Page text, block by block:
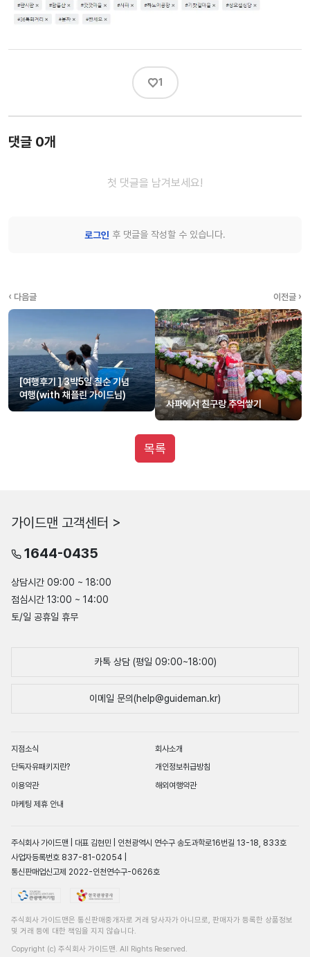
♡1
댓글 0개
첫 댓글을 남겨보세요!
로그인 후 댓글을 작성할 수 있습니다.
‹ 다음글
[여행후기 ] 3박5일 칠순 기념
여행(with 채플린 가이드님)
이전글 ›
사파에서 친구랑 추억쌓기
목록
가이드맨 고객센터 >
1644-0435
상담시간 09:00 ~ 18:00
점심시간 13:00 ~ 14:00
토/일 공휴일 휴무
카톡 상담 (평일 09:00~18:00)
이메일 문의(help@guideman.kr)
지점소식
회사소개
단독자유패키지란?
개인정보취급방침
이용약관
해외여행약관
마케팅 제휴 안내
주식회사 가이드맨 | 대표 김현민 | 인천광역시 연수구 송도과학로16번길 13-18, 833호
사업자등록번호 837-81-02054 |
통신판매업신고제 2022-인천연수구-0626호
주식회사 가이드맨은 통신판매중개자로 거래 당사자가 아니므로, 판매자가 등록한 상품정보
및 거래 등에 대한 책임을 지지 않습니다.
Copyright (c) 주식회사 가이드맨. All Rights Reserved.